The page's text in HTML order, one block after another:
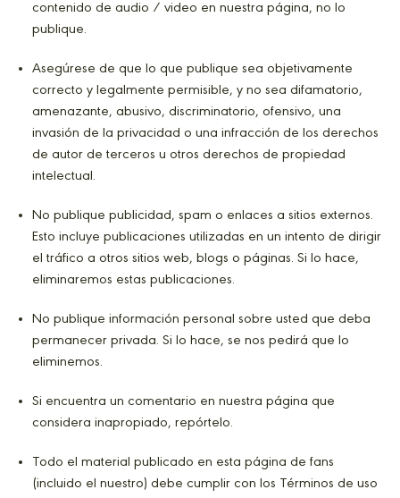
contenido de audio / video en nuestra página, no lo
publique.
Asegúrese de que lo que publique sea objetivamente
correcto y legalmente permisible, y no sea difamatorio,
amenazante, abusivo, discriminatorio, ofensivo, una
invasión de la privacidad o una infracción de los derechos
de autor de terceros u otros derechos de propiedad
intelectual.
No publique publicidad, spam o enlaces a sitios externos.
Esto incluye publicaciones utilizadas en un intento de dirigir
el tráfico a otros sitios web, blogs o páginas. Si lo hace,
eliminaremos estas publicaciones.
No publique información personal sobre usted que deba
permanecer privada. Si lo hace, se nos pedirá que lo
eliminemos.
Si encuentra un comentario en nuestra página que
considera inapropiado, repórtelo.
Todo el material publicado en esta página de fans
(incluido el nuestro) debe cumplir con los Términos de uso